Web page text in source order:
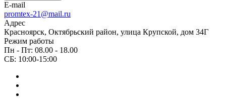
E-mail
promtex-21@mail.ru
Адрес
Красноярск, Октябрьский район, улица Крупской, дом 34Г
Режим работы
Пн - Пт: 08.00 - 18.00
СБ: 10:00-15:00